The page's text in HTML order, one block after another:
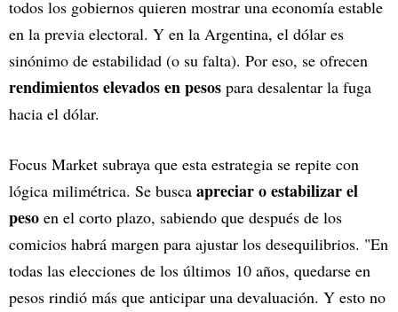
todos los gobiernos quieren mostrar una economía estable
en la previa electoral. Y en la Argentina, el dólar es
sinónimo de estabilidad (o su falta). Por eso, se ofrecen
rendimientos elevados en pesos para desalentar la fuga
hacia el dólar.
Focus Market subraya que esta estrategia se repite con
lógica milimétrica. Se busca apreciar o estabilizar el
peso en el corto plazo, sabiendo que después de los
comicios habrá margen para ajustar los desequilibrios. "En
todas las elecciones de los últimos 10 años, quedarse en
pesos rindió más que anticipar una devaluación. Y esto no